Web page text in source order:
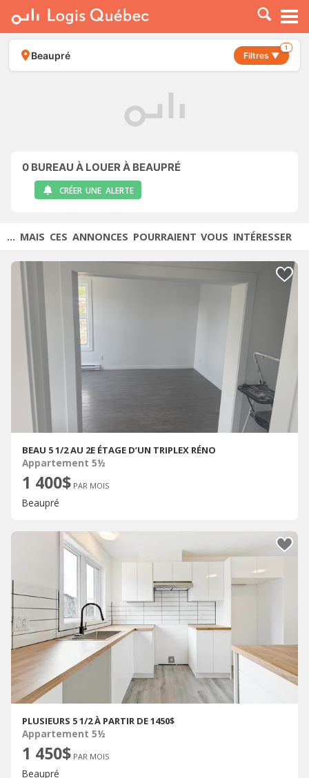
À LOUER
À VENDRE
PLACER UNE ANNONCE
Beaupré Filtres ▼
1
0 BUREAU À LOUER À BEAUPRÉ
CRÉER UNE ALERTE
... MAIS CES ANNONCES POURRAIENT VOUS INTÉRESSER
BEAU 5 1/2 AU 2E ÉTAGE D’UN TRIPLEX RÉNO
Appartement 5½
1 400$ PAR MOIS
Beaupré
PLUSIEURS 5 1/2 À PARTIR DE 1450$
Appartement 5½
1 450$ PAR MOIS
Beaupré